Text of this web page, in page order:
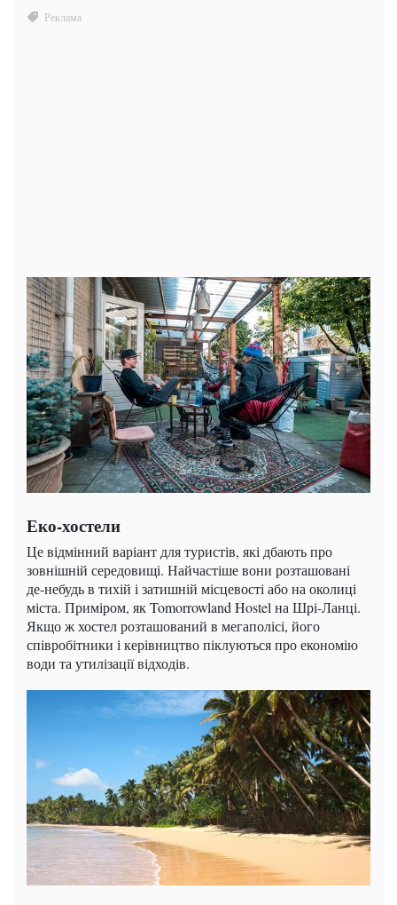
Еко-хостели
Це відмінний варіант для туристів, які дбають про
зовнішній середовищі. Найчастіше вони розташовані
де-небудь в тихій і затишній місцевості або на околиці
міста. Приміром, як Tomorrowland Hostel на Шрі-Ланці.
Якщо ж хостел розташований в мегаполісі, його
співробітники і керівництво піклуються про економію
води та утилізації відходів.